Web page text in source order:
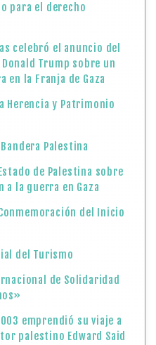
para el derecho
celebró el anuncio del
Trump sobre un
en la Franja de Gaza
Herencia y Patrimonio
Palestina
de Palestina sobre
la guerra en Gaza
del Inicio
del Turismo
de Solidaridad
emprendió su viaje a
palestino Edward Said